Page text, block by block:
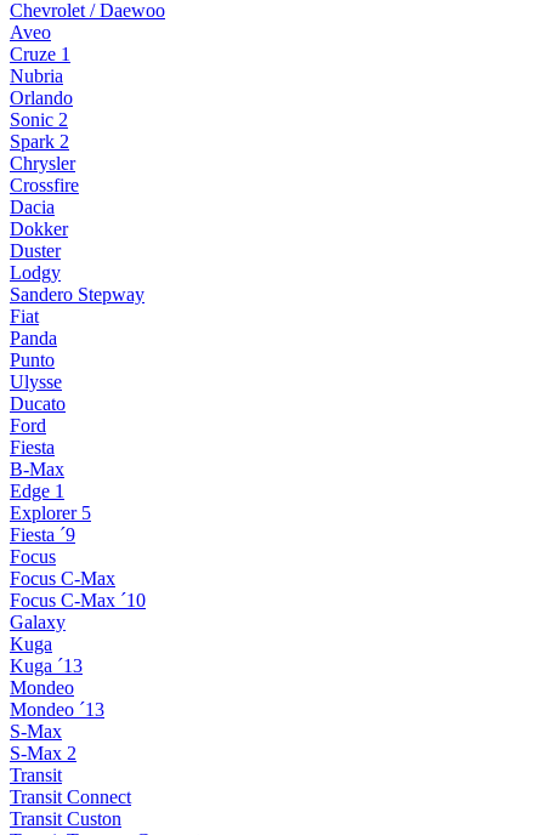
Chevrolet / Daewoo
Aveo
Cruze 1
Nubria
Orlando
Sonic 2
Spark 2
Chrysler
Crossfire
Dacia
Dokker
Duster
Lodgy
Sandero Stepway
Fiat
Panda
Punto
Ulysse
Ducato
Ford
Fiesta
B-Max
Edge 1
Explorer 5
Fiesta ´9
Focus
Focus C-Max
Focus C-Max ´10
Galaxy
Kuga
Kuga ´13
Mondeo
Mondeo ´13
S-Max
S-Max 2
Transit
Transit Connect
Transit Custon